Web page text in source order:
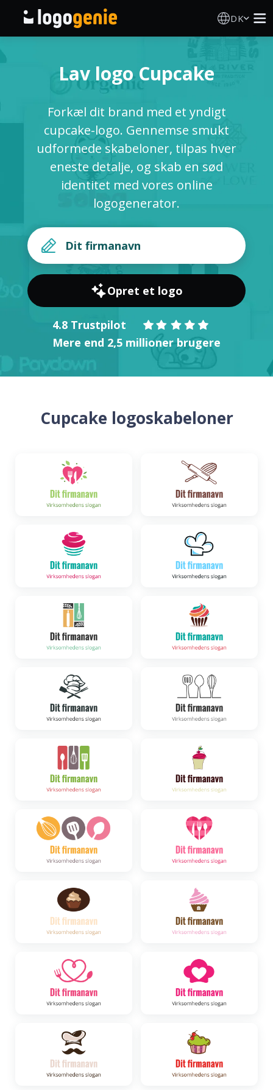
DK
AI logogenerator
Logoidéer
Trykte produkter
LOG IND
Lav logo Cupcake
Forkæl dit brand med et yndigt
cupcake-logo. Gennemse smukt
udformede skabeloner, tilpas hver
eneste detalje, og skab en sød
identitet med vores online
logogenerator.
Opret et logo
4.8 Trustpilot
Mere end 2,5 millioner brugere
Cupcake logoskabeloner